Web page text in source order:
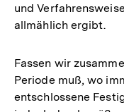
und
allmählich ergibt.
Fassen wir
Periode muß, wo
entschlossene